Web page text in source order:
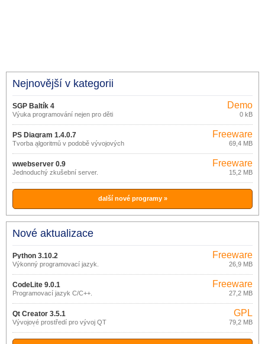
Nejnovější v kategorii
SGP Baltík 4
Výuka programování nejen pro děti
Demo
0 kB
PS Diagram 1.4.0.7
Tvorba algoritmů v podobě vývojových
diagramů.
Freeware
69,4 MB
wwebserver 0.9
Jednoduchý zkušební server.
Freeware
15,2 MB
další nové programy »
Nové aktualizace
Python 3.10.2
Výkonný programovací jazyk.
Freeware
26,9 MB
CodeLite 9.0.1
Programovací jazyk C/C++.
Freeware
27,2 MB
Qt Creator 3.5.1
Vývojové prostředí pro vývoj QT
aplikací.
GPL
79,2 MB